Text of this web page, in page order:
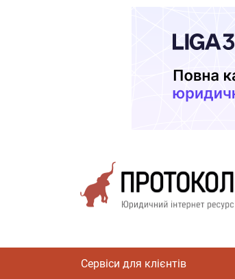
Сервіси для клієнтів